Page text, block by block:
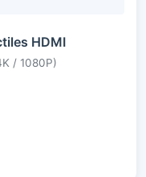
HDMI
/ 1080P)